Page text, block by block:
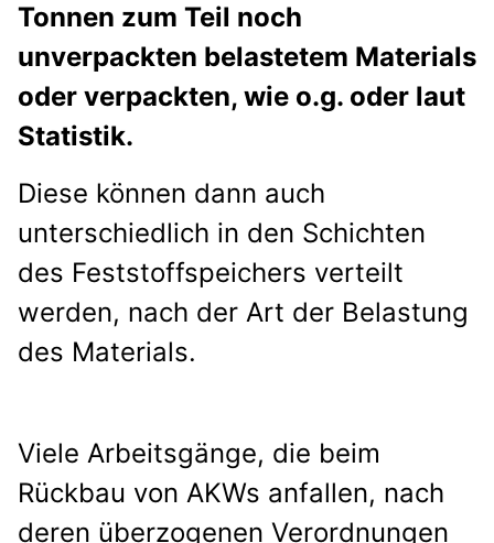
Tonnen zum Teil noch
unverpackten belastetem Materials
oder verpackten, wie o.g. oder laut
Statistik.
Diese können dann auch
unterschiedlich in den Schichten
des Feststoffspeichers verteilt
werden, nach der Art der Belastung
des Materials.
Viele Arbeitsgänge, die beim
Rückbau von AKWs anfallen, nach
deren überzogenen Verordnungen